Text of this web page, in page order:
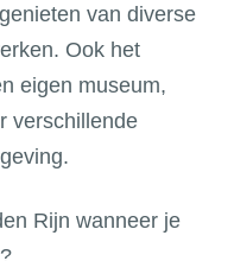
van diverse
Ook het
eigen museum,
verschillende
Rijn wanneer je